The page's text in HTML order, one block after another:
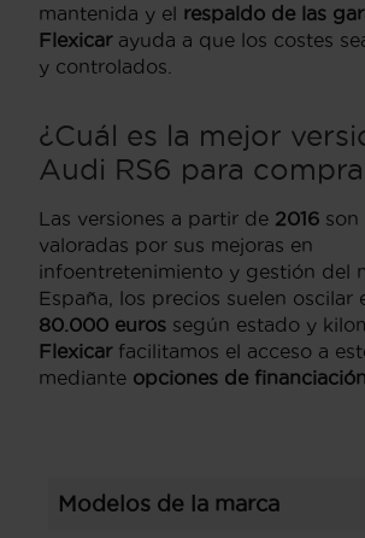
mantenida y el respaldo de las
Flexicarayuda a que los costes
y controlados.
¿Cuál es la mejor
Audi RS6 para
Las versiones a partir de 2016 son
valoradas por sus mejoras en
infoentretenimiento y gestión del
España, los precios suelen oscilar
80.000 euros según estado y
Flexicarfacilitamos el acceso a
mediante opciones de
Modelos de la marca